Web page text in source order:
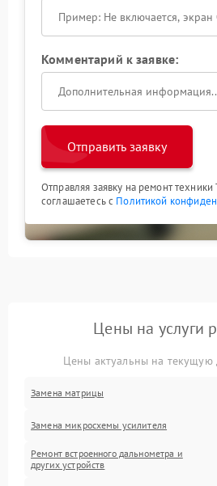
Комментарий к заявке:
Отправить заявку
Отправляя заявку на ремонт
соглашаетесь с Политикой
Цены на услуги
Цены актуальны на текущую
Замена матрицы
Замена микросхемы усилителя
Ремонт встроенного дальнометра и
других устройств